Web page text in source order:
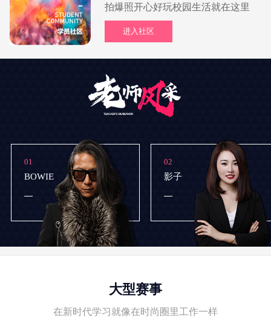
拍爆照开心好玩校园生活就在这里
进入社区
01
BOWIE
02
影子
大型赛事
在新时代学习就像在时尚圈里工作一样